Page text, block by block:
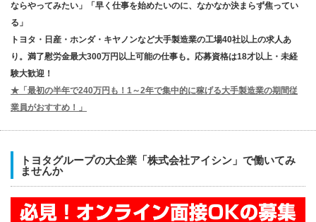
ならやってみたい」「早く仕事を始めたいのに、なかなか決まらず焦ってい
る」
トヨタ・日産・ホンダ・キヤノンなど大手製造業の工場40社以上の求人あ
り。満了慰労金最大300万円以上可能の仕事も。応募資格は18才以上・未経
験大歓迎！
★「最初の半年で240万円も！1～2年で集中的に稼げる大手製造業の期間従
業員がおすすめ！」
トヨタグループの大企業「株式会社アイシン」で働いてみ
ませんか